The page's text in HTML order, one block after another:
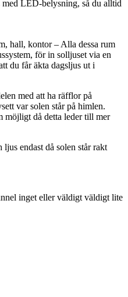
med LED-belysning, så du alltid
hall, kontor – Alla dessa rum
för in solljuset via en
du får äkta dagsljus ut i
med att ha räfflor på
var solen står på himlen.
möjligt då detta leder till mer
endast då solen står rakt
inget eller väldigt väldigt lite